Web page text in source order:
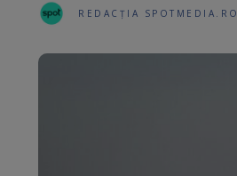
REDACȚIA SPOTMEDIA.RO